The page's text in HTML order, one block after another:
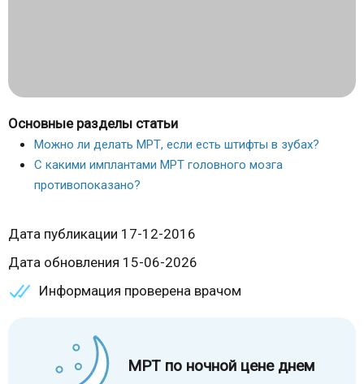
Основные разделы статьи
Можно ли делать МРТ, если есть штифты в зубах?
С какими имплантами МРТ головного мозга
противопоказано?
Дата публикации 17-12-2016
Дата обновления 15-06-2026
Информация проверена врачом
МРТ по ночной цене днем